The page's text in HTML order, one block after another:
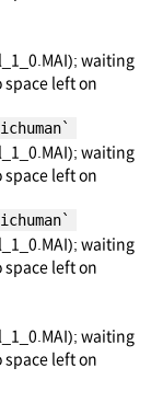
waiting
space left on
waiting
space left on
waiting
space left on
waiting
space left on